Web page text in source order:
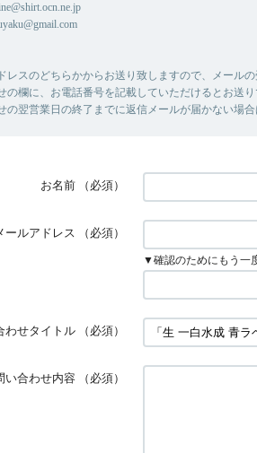
レスのどちらかからお送り致しますので、メール
の欄に、お電話番号を記載していただけるとお送
の翌営業日の終了までに返信メールが届かない場
お名前 （必須）
ールアドレス （必須）
▼確認のためにもう一
わせタイトル （必須）
い合わせ内容 （必須）